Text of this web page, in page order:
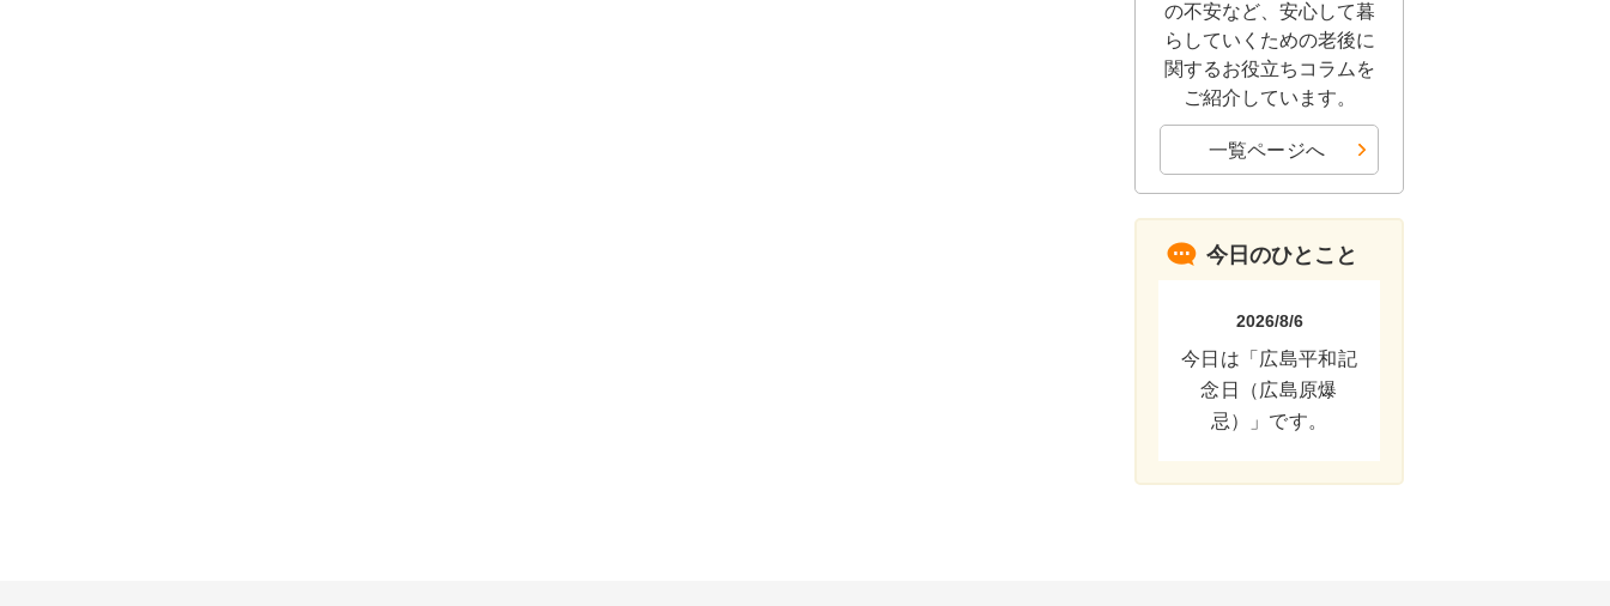
の不安など、安心して暮
らしていくための老後に
関するお役立ちコラムを
ご紹介しています。
一覧ページへ
今日のひとこと
2026/8/6
今日は「広島平和記
念日（広島原爆
忌）」です。